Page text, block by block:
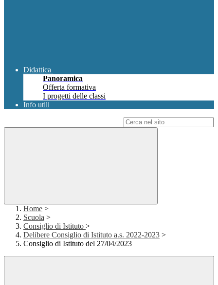
Didattica
Panoramica
Offerta formativa
I progetti delle classi
Info utili
Home >
Scuola >
Consiglio di Istituto >
Delibere Consiglio di Istituto a.s. 2022-2023 >
Consiglio di Istituto del 27/04/2023